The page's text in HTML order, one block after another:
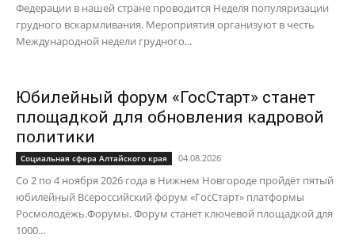
Федерации в нашей стране проводится Неделя популяризации
грудного вскармливания. Мероприятия организуют в честь
Международной недели грудного...
Юбилейный форум «ГосСтарт» станет
площадкой для обновления кадровой
политики
Социальная сфера Алтайского края 04.08.2026
Со 2 по 4 ноября 2026 года в Нижнем Новгороде пройдёт пятый
юбилейный Всероссийский форум «ГосСтарт» платформы
Росмолодёжь.Форумы. Форум станет ключевой площадкой для
1000...